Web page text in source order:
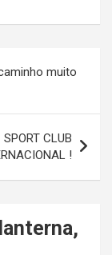
muito
CLUB
!